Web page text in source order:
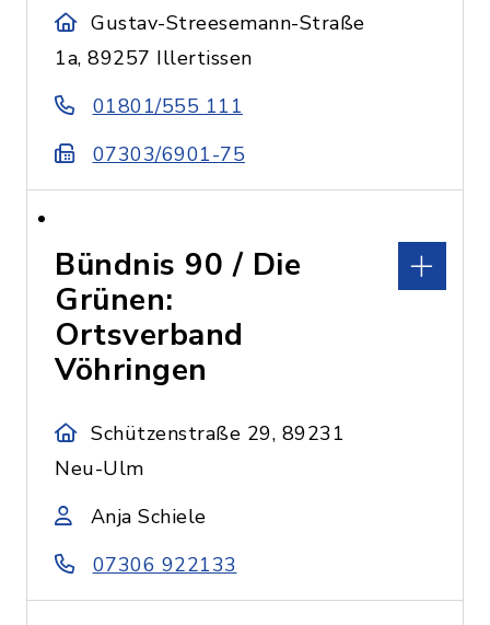
Gustav-Streesemann-Straße
1a, 89257 Illertissen
01801/555 111
07303/6901-75
Bündnis 90 / Die
Grünen:
Ortsverband
Vöhringen
Schützenstraße 29, 89231
Neu-Ulm
Anja Schiele
07306 922133